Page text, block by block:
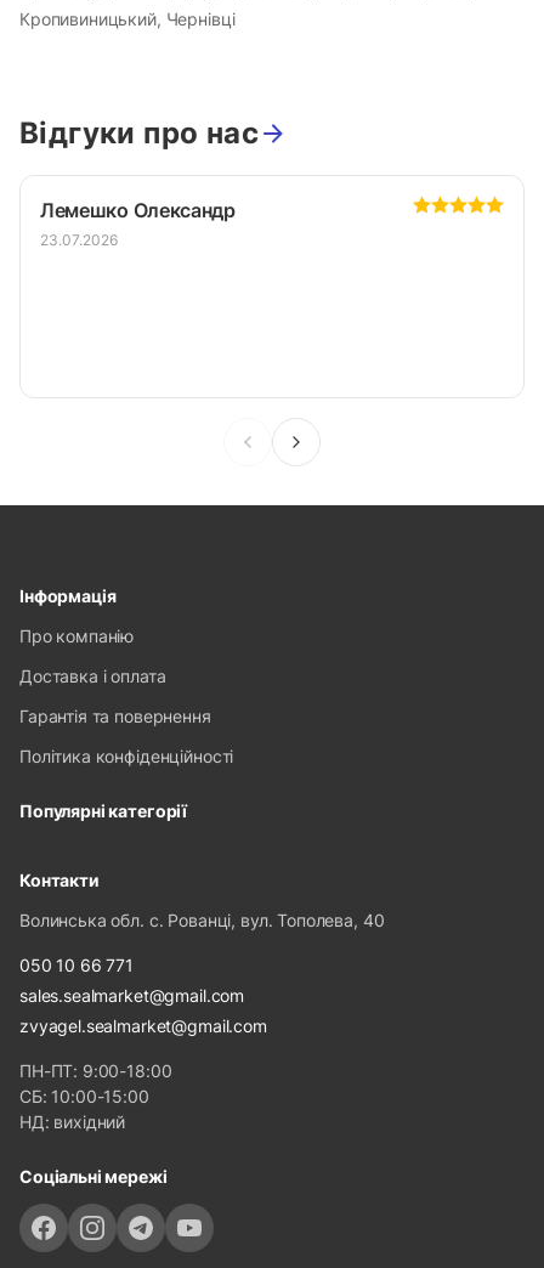
Кропивиницький, Чернівці
Відгуки про нас
Лемешко Олександр
23.07.2026
Інформація
Про компанію
Доставка і оплата
Гарантія та повернення
Політика конфіденційності
Популярні категорії
Контакти
Волинська обл. с. Рованці, вул. Тополева, 40
050 10 66 771
sales.sealmarket@gmail.com
zvyagel.sealmarket@gmail.com
ПН-ПТ: 9:00-18:00
СБ: 10:00-15:00
НД: вихідний
Соціальні мережі